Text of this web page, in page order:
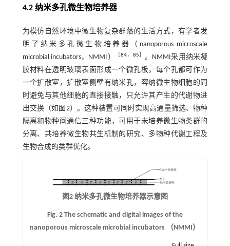
4.2 纳米多孔微生物培养器
为模仿自然环境中微生物复杂群落的生活方式，有学者发
明了纳米多孔微生物培养器（nanoporous microscale
microbial incubators，NMMI）
［84， 85
。NMMI采用纳米凝
胶材料在透明玻璃表面形成一个微孔板，每个孔都可作为
一个扩散室，扩散室侧壁有纳米孔，容纳微生物细胞的同
时避免与其他细胞的直接接触，只允许其产生的代谢物进
出交换（如 图2）。这种装置可同时实现高通量筛选、物种
隔离和物种间通信三种功能，可用于未培养微生物类群的
分离、共培养微生物共生机制的研究、多物种代谢工程及
生物合成的类群优化。
图2 纳米多孔微生物培养器示意图
Fig. 2 The schematic and digital images of the
nanoporous microscale microbial incubators （NMMI）